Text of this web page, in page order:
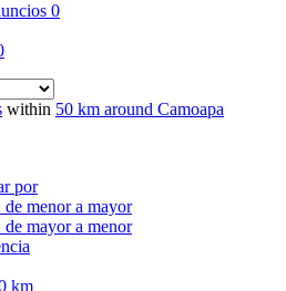
0
within 50 km around Camoapa
por
de menor a mayor
de mayor a menor
km